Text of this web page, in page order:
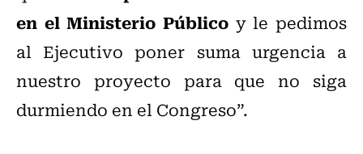
en el Ministerio Público y le pedimos
al Ejecutivo poner suma urgencia a
nuestro proyecto para que no siga
durmiendo en el Congreso”.